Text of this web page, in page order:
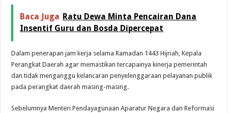
Baca Juga Ratu Dewa Minta Pencairan Dana
Insentif Guru dan Bosda Dipercepat
Dalam penerapan jam kerja selama Ramadan 1443 Hijriah, Kepala
Perangkat Daerah agar memastikan tercapainya kinerja pemerintah
dan tidak menganggu kelancaran penyelenggaraan pelayanan publik
pada perangkat daerah masing-masing.
Sebelumnya Menteri Pendayagunaan Aparatur Negara dan Reformasi